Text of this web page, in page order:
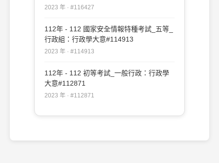
2023 年 · #116427
112年 - 112 國家安全情報特種考試_五等_
行政組：行政學大意#114913
2023 年 · #114913
112年 - 112 初等考試_一般行政：行政學
大意#112871
2023 年 · #112871